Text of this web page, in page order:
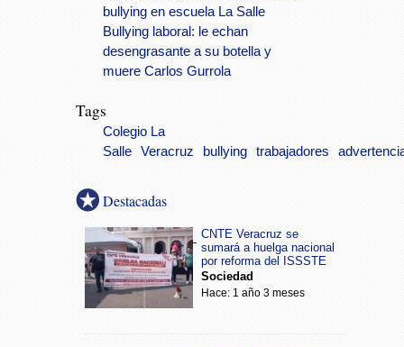
bullying en escuela La Salle
Bullying laboral: le echan
desengrasante a su botella y
muere Carlos Gurrola
Tags
Colegio La
Salle
Veracruz bullying trabajadores
Destacadas
CNTE Veracruz se
sumará a huelga nacional
por reforma del ISSSTE
Sociedad
Hace: 1 año 3 meses